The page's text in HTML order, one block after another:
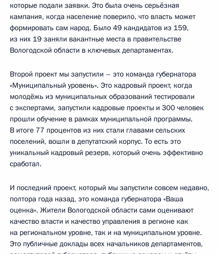
которые подали заявки. Это была очень серьёзная
кампания, когда население поверило, что власть может
формировать сам народ. Было 49 кандидатов из 159,
из них 19 заняли вакантные места в правительстве
Вологодской области в ключевых департаментах.
Второй проект мы запустили – это команда губернатора
«Муниципальный уровень». Это кадровый проект, когда
молодёжь из муниципальных образований тестировали
с экспертами, запустили кадровые проекты и 300 человек
прошли обучение в рамках муниципальной программы.
В итоге 77 процентов из них стали главами сельских
поселений, вошли в депутатский корпус. То есть это
уникальный кадровый резерв, который очень эффективно
сработал.
И последний проект, который мы запустили совсем недавно,
полтора года назад, это команда губернатора «Ваша
оценка». Жители Вологодской области сами оценивают
качество власти и качество управления в регионе как
на региональном уровне, так и на муниципальном уровне.
Это публичные доклады всех начальников департаментов,